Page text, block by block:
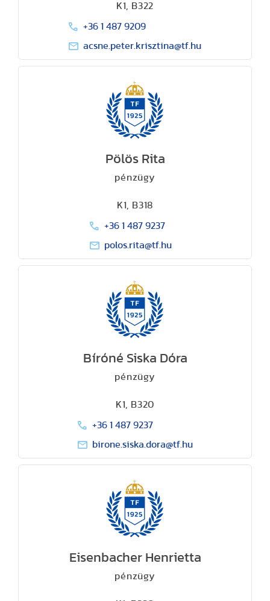
K1, B322
+36 1 487 9209
acsne.peter.krisztina@tf.hu
Pölös Rita
pénzügy
K1, B318
+36 1 487 9237
polos.rita@tf.hu
Bíróné Siska Dóra
pénzügy
K1, B320
+36 1 487 9237
birone.siska.dora@tf.hu
Eisenbacher Henrietta
pénzügy